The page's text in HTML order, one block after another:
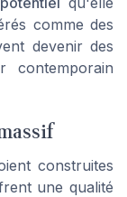
comme des
devenir des
contemporain
construites
une qualité